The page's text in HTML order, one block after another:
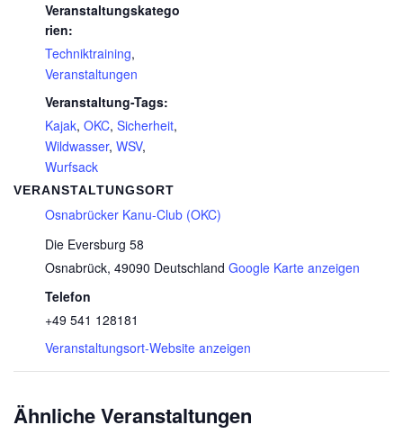
Veranstaltungskatego
rien:
Techniktraining,
Veranstaltungen
Veranstaltung-Tags:
Kajak, OKC, Sicherheit,
Wildwasser, WSV,
Wurfsack
VERANSTALTUNGSORT
Osnabrücker Kanu-Club (OKC)
Die Eversburg 58
Osnabrück, 49090 Deutschland Google Karte anzeigen
Telefon
+49 541 128181
Veranstaltungsort-Website anzeigen
Ähnliche Veranstaltungen